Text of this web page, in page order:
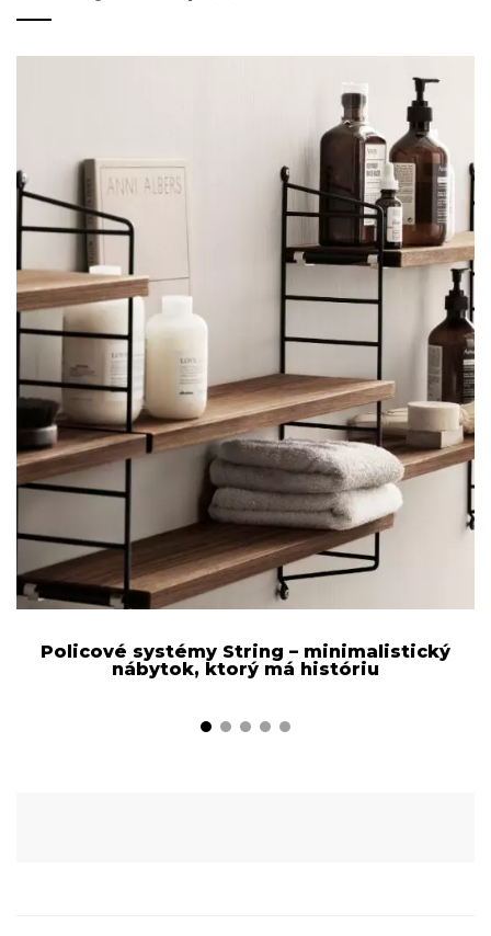
Policové systémy String – minimalistický
nábytok, ktorý má históriu